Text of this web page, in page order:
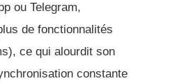
ou Telegram,
de fonctionnalités
ce qui alourdit son
constante